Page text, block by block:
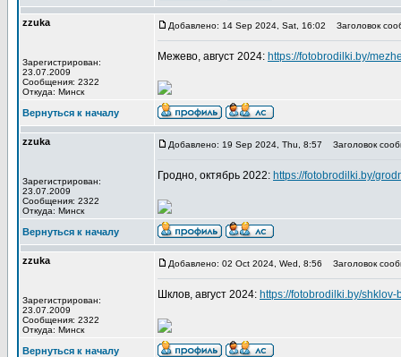
zzuka
Зарегистрирован:
23.07.2009
Сообщения: 2322
Откуда: Минск
Добавлено: 14 Sep 2024, Sat, 16:02 Заголовок
Межево, август 2024: https://fotobrodilki.by/
Вернуться к началу
zzuka
Зарегистрирован:
23.07.2009
Сообщения: 2322
Откуда: Минск
Добавлено: 19 Sep 2024, Thu, 8:57 Заголовок
Гродно, октябрь 2022: https://fotobrodilki.by/
Вернуться к началу
zzuka
Зарегистрирован:
23.07.2009
Сообщения: 2322
Откуда: Минск
Добавлено: 02 Oct 2024, Wed, 8:56 Заголовок
Шклов, август 2024: https://fotobrodilki.by/shklov-
Вернуться к началу